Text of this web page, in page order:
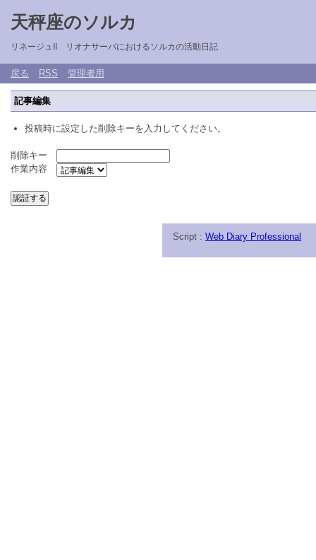
天秤座のソルカ
リネージュII リオナサーバにおけるソルカの活動日記
戻る RSS 管理者用
記事編集
投稿時に設定した削除キーを入力してください。
削除キー
作業内容
Script : Web Diary Professional